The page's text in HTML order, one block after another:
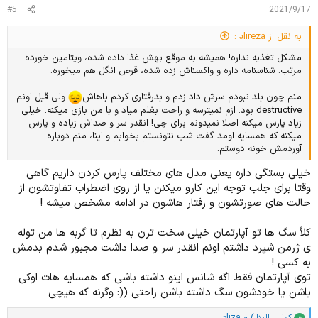
داری با دوستات دست جمعی فوتبال ببینین و جیغ و
داد کنین شاید بخوای یکی دو ماه این کار رو کنسل
اگه عادت داری تلویزیون با صدای بلند ببینی سعی کن
تا حد ممکن کمش کنی تا جایی که میتونی سعی کن
اصلا فیلم ترسناک بدون هندزفری نبینی چون اونا دیگه
مشخصا از افکت های صوتی استفاده میکنن که
استرس رو بیشتر کنه !​
به حیوون ت زمان بده که بهت اعتماد کنه
یکی از چیزهایی که باید حواست باشه اینه که سگت الان
خاطره ی خیلی بدی داره و حتی حجم زیادی از رفتار های
خشونت آمیزش هم ممکنه از همین باشه اون داره از
خودش در برابر تو یا هر صاحب احتمالی دیگه ای که قراره
اذیتش کنه یا بی محلی کنه بهش محافظت میکنه پس
باید بهش فرصت بدی بتونه اعتمادش رو دوباره بسازه
سعی نکن به زور بغلش کنی یا نازش کنی بیشتر سعی
میشه سعی کن اوایل فقط بهش لبخند بزنی یا بذاری
کنارت باشه مثلا گهگداری نوازشش کنی ولی کم کم تا
بتونه کنارت احساس راحتی کنه .
ساعت خواب !
یکی از چیزهایی که به آرامش حیوون ها خیلی خیلی
کمک میکنه ساعت خوابشونه اگه تونستی با دامپزشک
مشورت کن یا آنلاین سرچ کن ببین ساعت خواب سگت
2021/9/17
#5
به نقل از əlireza :
مشکل تغذیه نداره! همیشه به موقع بهش غذا داده شده، ویتامین خورده
مرتب. شناسنامه داره و واکسناش زده شده، قرص انگل هم میخوره.
منم چون بلد نبودم سرش داد زدم و بدرفتاری کردم باهاش
ولی قبل اونم
destructive بود. ازم نمیترسه و راحت بغلم میاد و با من بازی میکنه. خیلی
زیاد پارس میکنه اصلا نمیدونم برای چی! انقدر سر و صداش زیاده و پارس
میکنه که همسایه اومد گفت شب نتونستم بخوابم و اینا، منم دوباره
آوردمش خونه دوستم.
خیلی بستگی داره یعنی مدل های مختلف پارس کردن داریم گاهی
وقتا برای جلب توجه این کارو میکنن یا از روی اضطراب تفاوتشون از
حالت های صورتشون و رفتار هاشون در ادامه مشخص میشه !
کلاً سگ ها تو آپارتمان خیلی سخت ترن به نظرم تا گربه ها من توله
ی ژرمن شپرد داشتم اونم انقدر سر و صدا داشت مجبور شدم بدمش
به کسی !
توی آپارتمان فقط اگه شانس اینو داشته باشی که همسایه هات اوکی
باشن یا خودشون سگ داشته باشن راحتی ((: وگرنه که هیچی